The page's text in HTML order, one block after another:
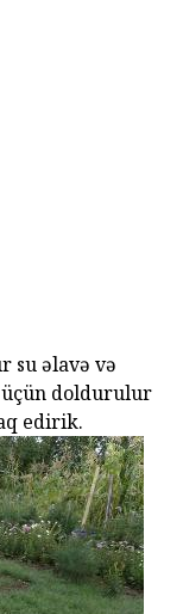
su əlavə və
doldurulur
edirik.